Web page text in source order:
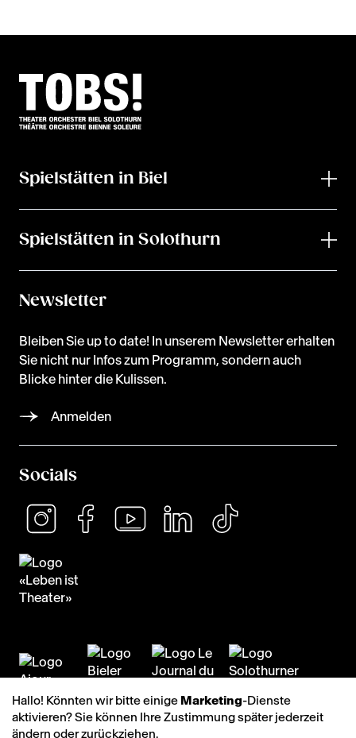
Spielstätten in Biel
Spielstätten in Solothurn
Newsletter
Bleiben Sie up to date! In unserem Newsletter erhalten
Sie nicht nur Infos zum Programm, sondern auch
Blicke hinter die Kulissen.
Anmelden
Socials
Hallo! Könnten wir bitte einige Marketing-Dienste
aktivieren? Sie können Ihre Zustimmung später jederzeit
ändern oder zurückziehen.